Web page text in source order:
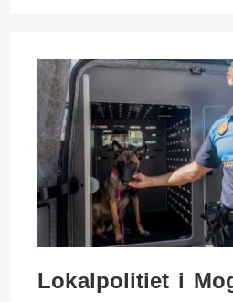
Lokalpolitiet i